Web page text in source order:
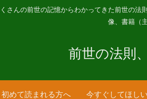
さんの前世の記憶からわかってきた前世の
像、書籍（
前世の法則
初めて読まれる方へ 今すぐしてほし